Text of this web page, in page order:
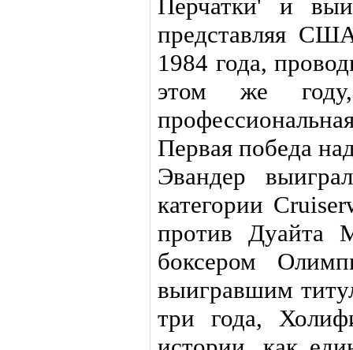
Перчатки' и
представляя
1984 года,
этом же
Первая победа
Эвандер
категории
против Дуайта
боксером
выигравшим
три года,